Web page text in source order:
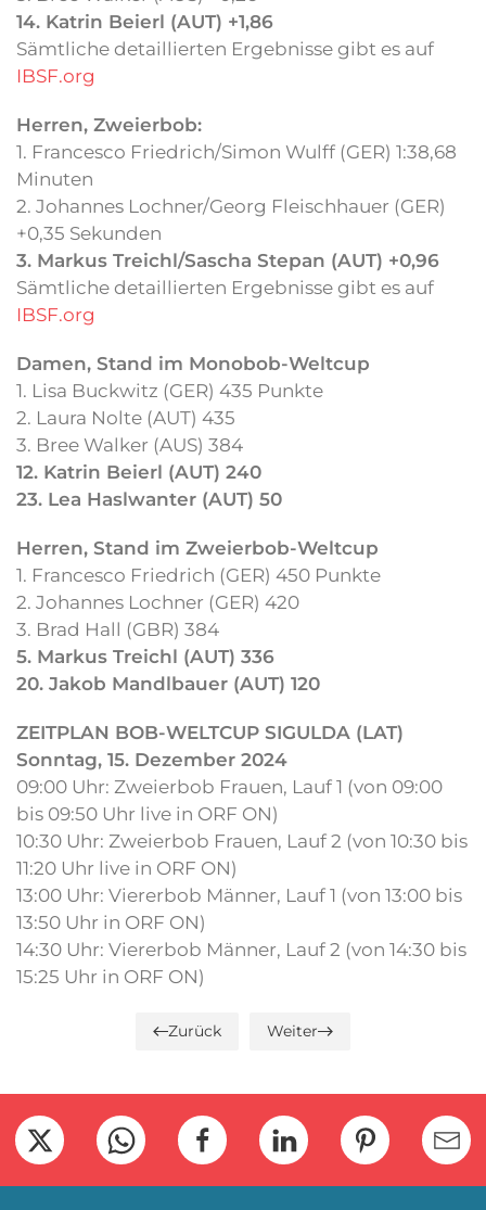
14. Katrin Beierl (AUT) +1,86
Sämtliche detaillierten Ergebnisse gibt es auf
IBSF.org
Herren, Zweierbob:
1. Francesco Friedrich/Simon Wulff (GER) 1:38,68
Minuten
2. Johannes Lochner/Georg Fleischhauer (GER)
+0,35 Sekunden
3. Markus Treichl/Sascha Stepan (AUT) +0,96
Sämtliche detaillierten Ergebnisse gibt es auf
IBSF.org
Damen, Stand im Monobob-Weltcup
1. Lisa Buckwitz (GER) 435 Punkte
2. Laura Nolte (AUT) 435
3. Bree Walker (AUS) 384
12. Katrin Beierl (AUT) 240
23. Lea Haslwanter (AUT) 50
Herren, Stand im Zweierbob-Weltcup
1. Francesco Friedrich (GER) 450 Punkte
2. Johannes Lochner (GER) 420
3. Brad Hall (GBR) 384
5. Markus Treichl (AUT) 336
20. Jakob Mandlbauer (AUT) 120
ZEITPLAN BOB-WELTCUP SIGULDA (LAT)
Sonntag, 15. Dezember 2024
09:00 Uhr: Zweierbob Frauen, Lauf 1 (von 09:00
bis 09:50 Uhr live in ORF ON)
10:30 Uhr: Zweierbob Frauen, Lauf 2 (von 10:30 bis
11:20 Uhr live in ORF ON)
13:00 Uhr: Viererbob Männer, Lauf 1 (von 13:00 bis
13:50 Uhr in ORF ON)
14:30 Uhr: Viererbob Männer, Lauf 2 (von 14:30 bis
15:25 Uhr in ORF ON)
Zurück Weiter